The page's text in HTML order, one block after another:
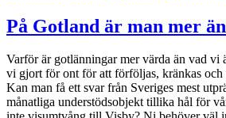
På Gotland är man mer
Varför är gotlänningar mer värda än vad vi
vi gjort för ont för att förföljas, kränkas och
Kan man få ett svar från Sveriges mest
månatliga understödsobjekt tillika hål för